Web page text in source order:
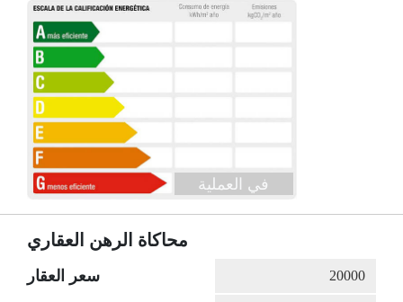
في العملية
محاكاة الرهن العقاري
سعر العقار